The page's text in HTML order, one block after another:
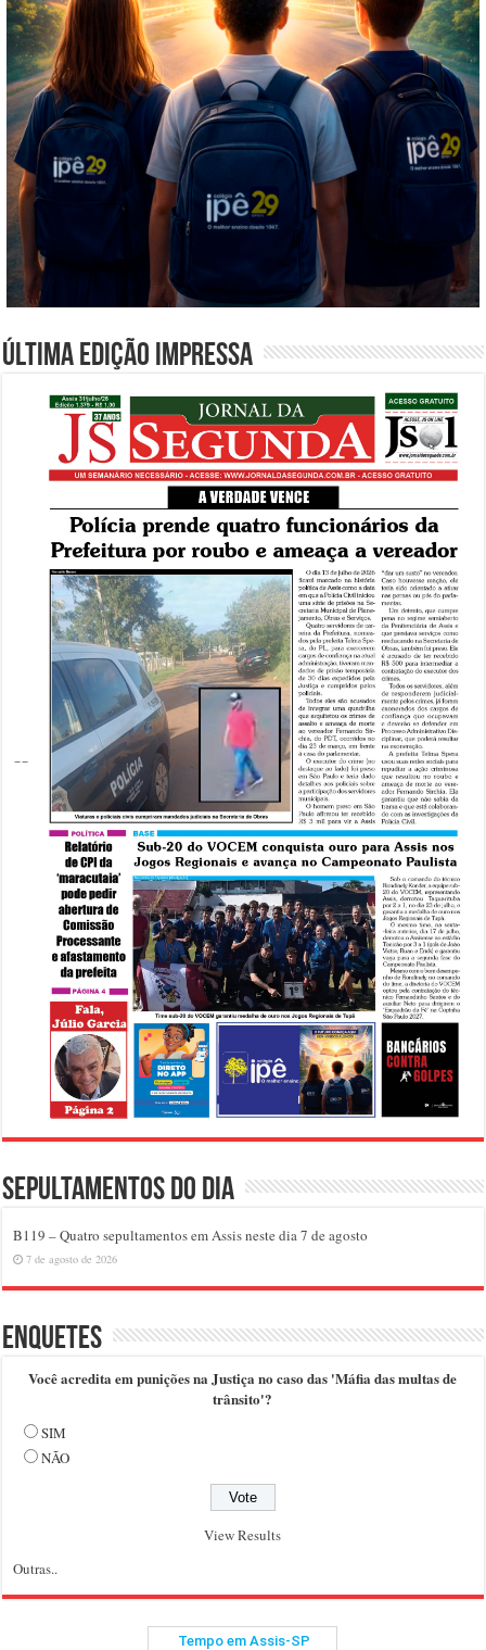
Última edição impressa
Sepultamentos do dia
B119 – Quatro sepultamentos em Assis neste dia 7 de agosto
7 de agosto de 2026
Enquetes
Você acredita em punições na Justiça no caso das 'Máfia das multas de
trânsito'?
SIM
NÃO
View Results
Outras..